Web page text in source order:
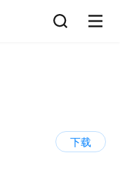
下载